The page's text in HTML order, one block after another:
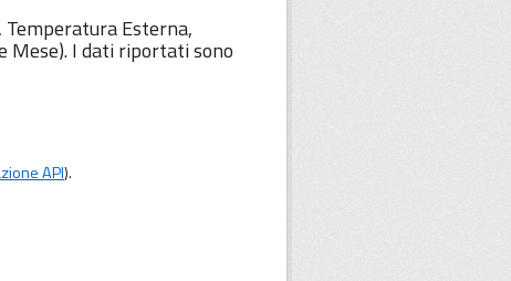
Esterna,
Mese). I dati riportati sono
API).